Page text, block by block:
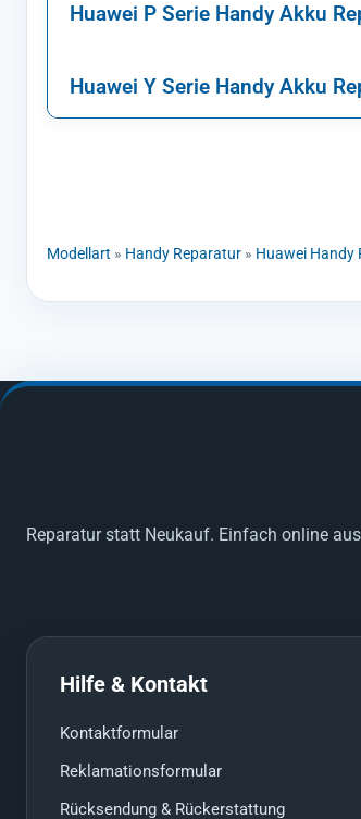
Huawei P Serie Handy Akku
Huawei Y Serie Handy Akku
Modellart » Handy Reparatur » Huawei Handy
Reparatur statt Neukauf. Einfach online
Hilfe & Kontakt
Kontaktformular
Reklamationsformular
Rücksendung & Rückerstattung